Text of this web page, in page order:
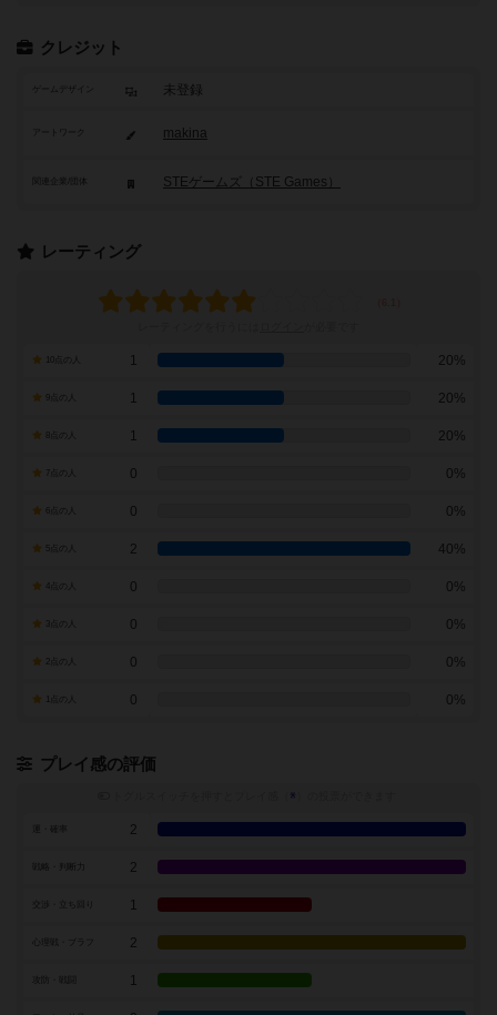
クレジット
ゲームデザイン 未登録
アートワーク makina
STEゲームズ（STE Games）
レーティング
1 20%
9点の人 1 20%
1 20%
7点の人 0 0%
0 0%
2 40%
0 0%
0 0%
0 0%
0 0%
プレイ感の評価
※
2
2
交渉・立ち回り 1
2
1